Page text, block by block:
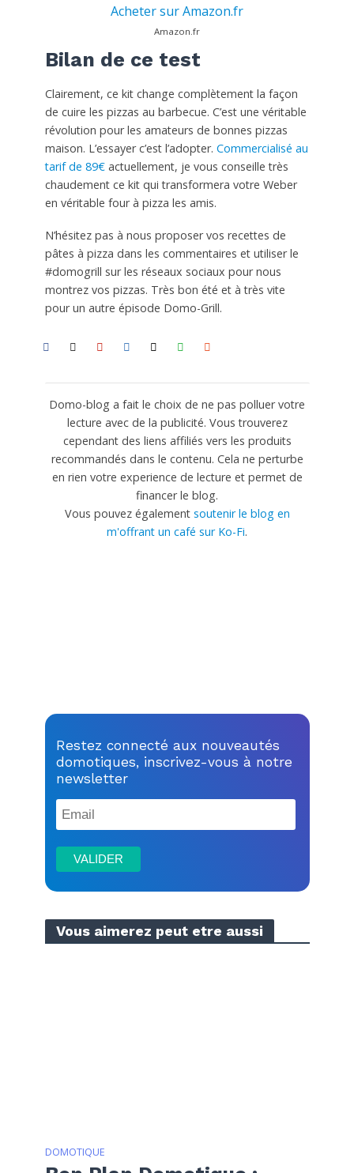
Acheter sur Amazon.fr
Amazon.fr
Bilan de ce test
Clairement, ce kit change complètement la façon
de cuire les pizzas au barbecue. C’est une véritable
révolution pour les amateurs de bonnes pizzas
maison. L’essayer c’est l’adopter. Commercialisé au
tarif de 89€actuellement, je vous conseille très
chaudement ce kit qui transformera votre Weber
en véritable four à pizza les amis.
N’hésitez pas à nous proposer vos recettes de
pâtes à pizza dans les commentaires et utiliser le
#domogrill sur les réseaux sociaux pour nous
montrez vos pizzas. Très bon été et à très vite
pour un autre épisode Domo-Grill.
Domo-blog a fait le choix de ne pas polluer votre
lecture avec de la publicité. Vous trouverez
cependant des liens affiliés vers les produits
recommandés dans le contenu. Cela ne perturbe
en rien votre experience de lecture et permet de
financer le blog.
Vous pouvez également soutenir le blog en
m'offrant un café sur Ko-Fi.
Restez connecté aux nouveautés
domotiques, inscrivez-vous à notre
newsletter
Vous aimerez peut etre aussi
DOMOTIQUE